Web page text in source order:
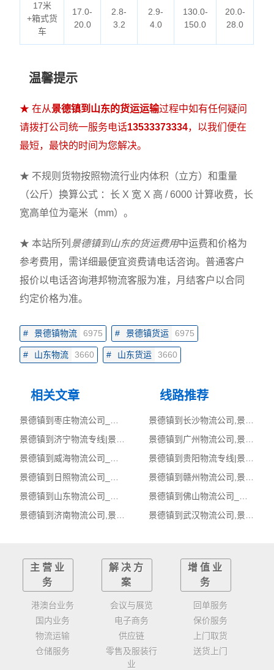
17米
+箱式货
车
17.0-
20.0
2.8-
3.2
2.9-
4.0
130.0-
150.0
20.0-
28.0
温馨提示
★ 在从景德镇到山东的货运运输过程中如有任何疑问
请拨打公司统一服务电话13533373334，以我们便在
最短，最快的时间为您解决。
★ 不规则货物按照物流行业内体积（立方）和重量
（公斤）换算公式 ：长 X 宽 X 高 / 6000 计算收费，长
宽高单位为毫米（mm）。
★ 本站所列 景德镇到山东的货运费用中运费和价格为
参考费用，需详细最便宜资费请电话咨询。普通客户
报价以电话咨询港邦物流客服为准，月结客户以合同
约定价格为准。
# 景德镇物流 6975 # 景德镇货运 6975
# 山东物流 3660 # 山东货运 3660
相关文章 线路推荐
主营业
务
港澳台业务
国内业务
物流运输
仓储服务
解决方
案
会议与展览
电子商务
供应链
零售及服装行
业
增值业
务
回单服务
保价服务
上门取货
送货上门